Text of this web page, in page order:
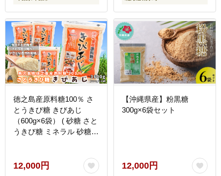
徳之島産原料糖100％ さ
とうきび糖 きびあじ
（600g×6袋） ( 砂糖 さと
うきび糖 ミネラル 砂糖
12,000円
【沖縄県産】粉黒糖
300g×6袋セット
12,000円